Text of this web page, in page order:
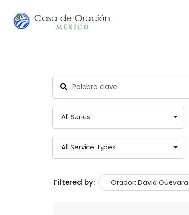
Filtered by: Orador: David Guevara